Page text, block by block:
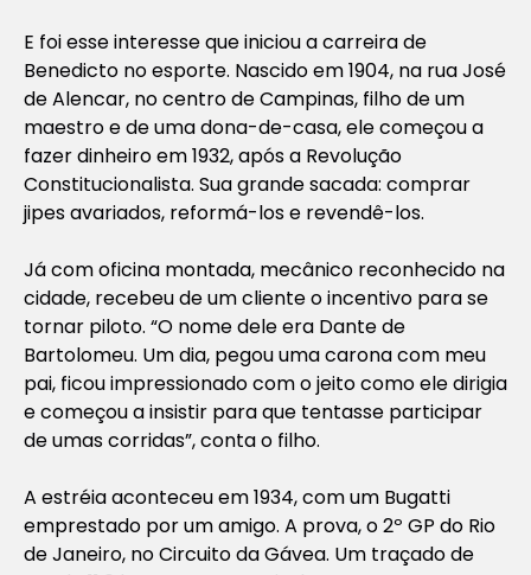
E foi esse interesse que iniciou a carreira de
Benedicto no esporte. Nascido em 1904, na rua José
de Alencar, no centro de Campinas, filho de um
maestro e de uma dona-de-casa, ele começou a
fazer dinheiro em 1932, após a Revolução
Constitucionalista. Sua grande sacada: comprar
jipes avariados, reformá-los e revendê-los.
Já com oficina montada, mecânico reconhecido na
cidade, recebeu de um cliente o incentivo para se
tornar piloto. “O nome dele era Dante de
Bartolomeu. Um dia, pegou uma carona com meu
pai, ficou impressionado com o jeito como ele dirigia
e começou a insistir para que tentasse participar
de umas corridas”, conta o filho.
A estréia aconteceu em 1934, com um Bugatti
emprestado por um amigo. A prova, o 2º GP do Rio
de Janeiro, no Circuito da Gávea. Um traçado de